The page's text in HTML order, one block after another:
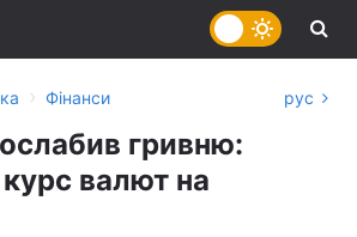
› Фінанси рус
гривню:
валют на